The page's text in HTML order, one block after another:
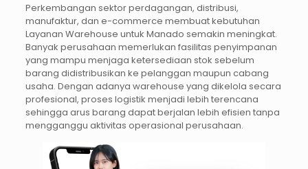
Perkembangan sektor perdagangan, distribusi,
manufaktur, dan e-commerce membuat kebutuhan
Layanan Warehouse untuk Manado semakin meningkat.
Banyak perusahaan memerlukan fasilitas penyimpanan
yang mampu menjaga ketersediaan stok sebelum
barang didistribusikan ke pelanggan maupun cabang
usaha. Dengan adanya warehouse yang dikelola secara
profesional, proses logistik menjadi lebih terencana
sehingga arus barang dapat berjalan lebih efisien tanpa
mengganggu aktivitas operasional perusahaan.